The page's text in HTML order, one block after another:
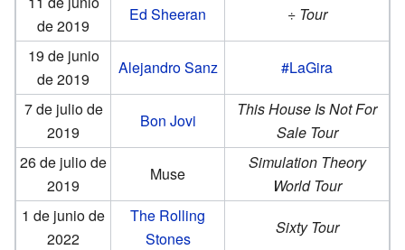
de 2019
Ed Sheeran
÷ Tour
19 de junio
de 2019
Alejandro Sanz
#LaGira
7 de julio de
2019
Bon Jovi
This House Is Not For
Sale Tour
26 de julio de
2019
Muse
Simulation Theory
World Tour
1 de junio de
2022
The Rolling
Stones
Sixty Tour